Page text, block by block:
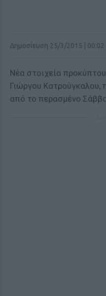
Δημοσίευση 25/3/2015 | 00:02
Νέα στοιχεία
Γιώργου Κατρούγκαλου,
από το περασμένο